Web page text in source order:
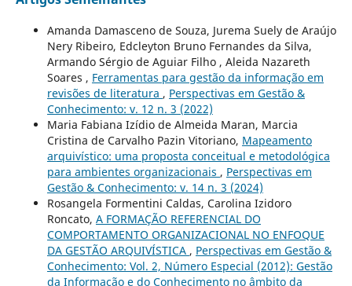
Amanda Damasceno de Souza, Jurema Suely de Araújo
Nery Ribeiro, Edcleyton Bruno Fernandes da Silva,
Armando Sérgio de Aguiar Filho , Aleida Nazareth
Soares , Ferramentas para gestão da informação em
revisões de literatura , Perspectivas em Gestão &
Conhecimento: v. 12 n. 3 (2022)
Maria Fabiana Izídio de Almeida Maran, Marcia
Cristina de Carvalho Pazin Vitoriano, Mapeamento
arquivístico: uma proposta conceitual e metodológica
para ambientes organizacionais , Perspectivas em
Gestão & Conhecimento: v. 14 n. 3 (2024)
Rosangela Formentini Caldas, Carolina Izidoro
Roncato, A FORMAÇÃO REFERENCIAL DO
COMPORTAMENTO ORGANIZACIONAL NO ENFOQUE
DA GESTÃO ARQUIVÍSTICA , Perspectivas em Gestão &
Conhecimento: Vol. 2, Número Especial (2012): Gestão
da Informação e do Conhecimento no âmbito da